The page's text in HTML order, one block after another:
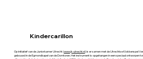
Kindercarillon
Op initiatief van de Juniorkamer Utrecht (www.jk-utrecht.nl) is er samen met de Utrechtse Klokkenspel
gebouwd in de Egmondkapel van de Domtoren. Het instrument is opgehangen in een speciaal ontworpen